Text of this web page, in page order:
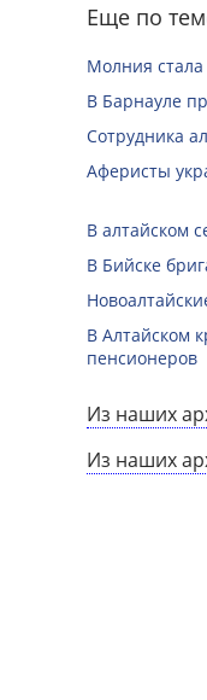
Еще по
Молния стала
В Барнауле
Сотрудника
Аферисты
В алтайском
В Бийске
В Алтайском
пенсионеров
Из наших
Из наших